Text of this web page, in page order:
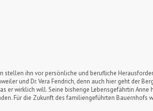
stellen ihn vor persönliche und berufliche
und Dr. Vera Fendrich, denn auch hier geht der
er wirklich will. Seine bisherige Lebensgefährtin
Für die Zukunft des familiengeführten Bauernhofs